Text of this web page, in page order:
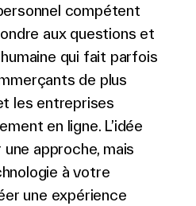
compétent
aux questions et
qui fait parfois
de plus
les entreprises
en ligne. L’idée
une approche, mais
à votre
une expérience